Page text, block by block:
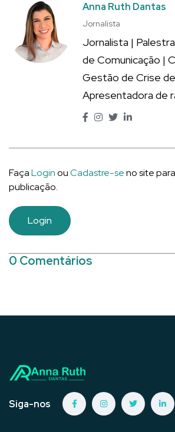
Anna Ruth Dantas
Jornalista
Jornalista |
de Comunicação |
Gestão de Crise
Apresentadora de
FaçaLoginouCadastre-seno site
publicação.
Login
0 Comentários
Siga-nos